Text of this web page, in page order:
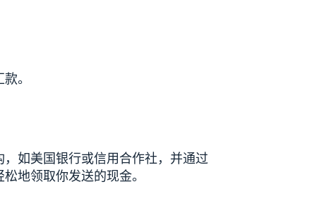
。
如美国银行或信用合作社，并通过
地领取你发送的现金。